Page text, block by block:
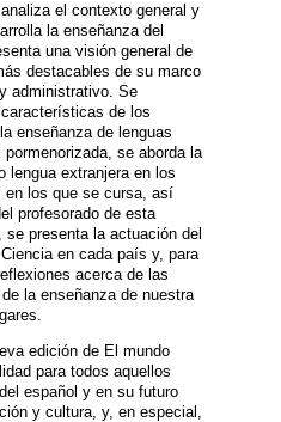
el contexto general y
la enseñanza del
una visión general de
destacables de su marco
administrativo. Se
de los
enseñanza de lenguas
se aborda la
lengua extranjera en los
los que se cursa, así
profesorado de esta
presenta la actuación del
en cada país y, para
acerca de las
la enseñanza de nuestra
edición de El mundo
para todos aquellos
español y en su futuro
y cultura, y, en especial,